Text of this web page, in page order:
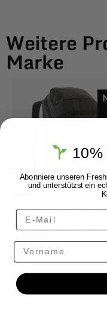
Weitere
Marke
Patagonia Black
Hole Pack 32l
Black
CHF169.00
10%
Abonniere unseren
und unterstützst ein
Vorname